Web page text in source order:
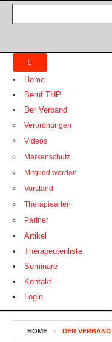
Home
Beruf THP
Der Verband
Verordnungen
Videos
Markenschutz
Mitglied werden
Vorstand
Therapiearten
Partner
Artikel
Therapeutenliste
Seminare
Kontakt
Login
HOME » DER VERBAND